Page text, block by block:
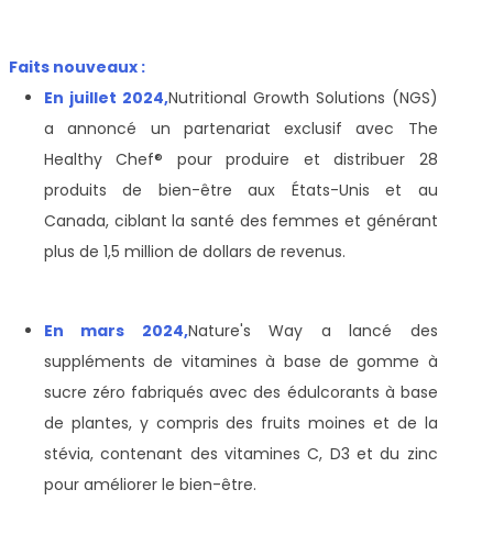
Faits nouveaux :
En juillet 2024,Nutritional Growth Solutions (NGS)
a annoncé un partenariat exclusif avec The
Healthy Chef® pour produire et distribuer 28
produits de bien-être aux États-Unis et au
Canada, ciblant la santé des femmes et générant
plus de 1,5 million de dollars de revenus.
En mars 2024,Nature's Way a lancé des
suppléments de vitamines à base de gomme à
sucre zéro fabriqués avec des édulcorants à base
de plantes, y compris des fruits moines et de la
stévia, contenant des vitamines C, D3 et du zinc
pour améliorer le bien-être.